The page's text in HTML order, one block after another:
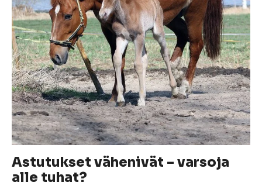
Astutukset vähenivät – varsoja
alle tuhat?